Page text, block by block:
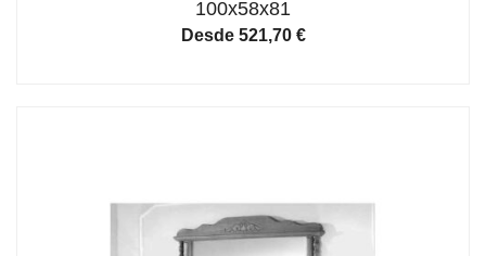
100x58x81
Desde 521,70 €